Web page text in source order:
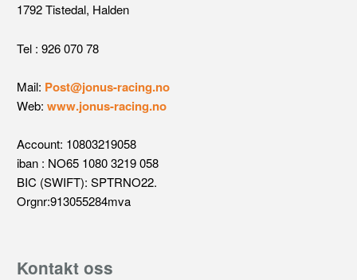
1792 Tistedal, Halden
Tel : 926 070 78
Mail: Post@jonus-racing.no
Web: www.jonus-racing.no
Account: 10803219058
iban : NO65 1080 3219 058
BIC (SWIFT): SPTRNO22.
Orgnr:913055284mva
Kontakt oss